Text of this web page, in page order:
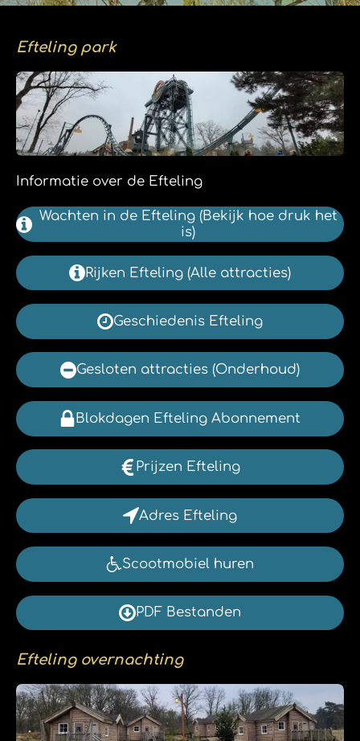
Efteling park
Informatie over de Efteling
Wachten in de Efteling (Bekijk hoe druk het
is)
Rijken Efteling (Alle attracties)
Geschiedenis Efteling
Gesloten attracties (Onderhoud)
Blokdagen Efteling Abonnement
Prijzen Efteling
Adres Efteling
Scootmobiel huren
PDF Bestanden
Efteling overnachting